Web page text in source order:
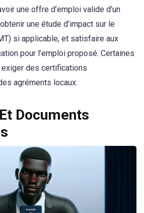
une offre d’emploi valide d’un
une étude d’impact sur le
si applicable, et satisfaire aux
pour l’emploi proposé. Certaines
des certifications
agréments locaux.
Documents